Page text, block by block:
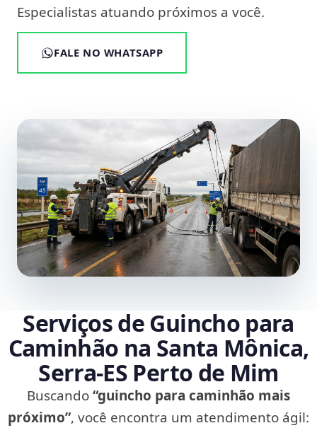
Especialistas atuando próximos a você.
FALE NO WHATSAPP
Serviços de Guincho para
Caminhão na Santa Mônica,
Serra‑ES Perto de Mim
Buscando“guincho para caminhão mais
próximo”, você encontra um atendimento ágil: